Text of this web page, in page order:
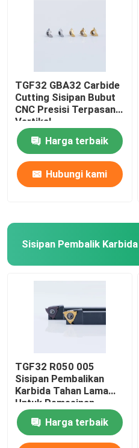
TGF32 GBA32 Carbide
Cutting Sisipan Bubut
CNC Presisi Terpasang
Vertikal
Harga terbaik
Hubungi kami
Sisipan Pembalik Karbida
TGF32 R050 005
Sisipan Pembalikan
Karbida Tahan Lama
Untuk Pemesinan
Grooving Bubut CNC
Harga terbaik